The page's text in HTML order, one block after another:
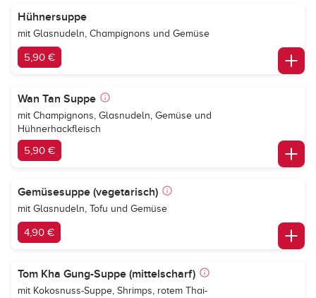
Hühnersuppe
mit Glasnudeln, Champignons und Gemüse
5,90 €
Wan Tan Suppe
mit Champignons, Glasnudeln, Gemüse und
Hühnerhackfleisch
5,90 €
Gemüsesuppe (vegetarisch)
mit Glasnudeln, Tofu und Gemüse
4,90 €
Tom Kha Gung-Suppe (mittelscharf)
mit Kokosnuss-Suppe, Shrimps, rotem Thai-